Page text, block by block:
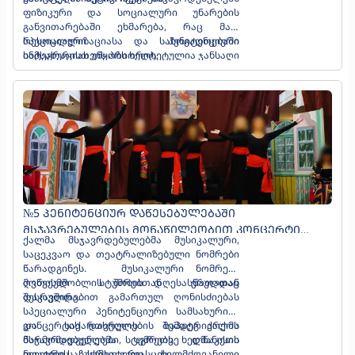
ფიზიკური და სოციალური უნარების
განვითარებაში ეხმარება, რაც მათ
რესოციალიზაციასა და საზოგადოებაში
ინტეგრაციას უწყობს ხელს.
სპეციალური პენიტენციური
სამსახურისთვის პრიორიტეტულია ჯანსაღი
ცხოვრების წესის პოპულარიზაცია და
მსჯავრდებულთა სპორტულ
ღონისძიებებში აქტიური ჩართულობა. ამ
მიმართულებით სამსახური სპორტულ-
გამაჯანსაღებელი პროგრამის
განხორციელებას მომავალშიც
გააგრძელებს.
№5 ᲞᲔᲜᲘᲢᲔᲜᲪᲘᲣᲠ ᲓᲐᲬᲔᲡᲔᲑᲣᲚᲔᲑᲐᲨᲘ
ᲛᲡᲯᲐᲕᲠᲔᲑᲣᲚᲔᲑᲘᲡ ᲛᲝᲜᲐᲬᲘᲚᲔᲝᲑᲘᲗ ᲙᲝᲜᲪᲔᲠᲢᲘ
ᲩᲐᲢᲐᲠᲓᲐ
ქალმა მსჯავრდებულებმა მუსიკალური,
საცეკვაო და თეატრალიზებული ნომრები
წარადგინეს. მუსიკალური ნომრები
მოწვეულ სტუმრებთან ერთადაც
შესრულდა.
ღვთისმშობლის შობის დღესასწაულთან
დაკავშირებით გამართულ ღონისძიებას
სპეციალური პენიტენციური სამსახურისა
და საქართველოს საპატრიარქოს
წარმომადგენლები, აგრეთვე დმანისის
კონცერტის დასრულების შემდეგ ქალმა
მსჯავრდებულებმა სტუმრებს ხელნაკეთი